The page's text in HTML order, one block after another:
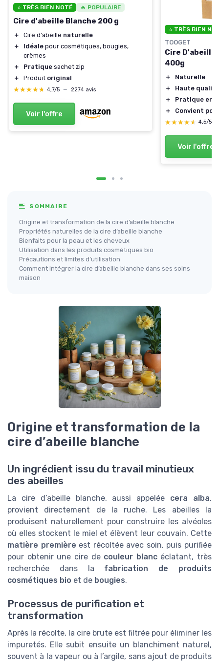
⭐ TRÈS BIEN NOTÉ 🔥 POPULAIRE
Cire d'abeille Blanche 200 g
＋ Cire d'abeille naturelle
＋
Idéale pour cosmétiques, bougies,
crèmes
＋
Pratique sachet zip
＋
Produit original
★★★★★
★★★★★ 4,7/5 — 2274 avis
Voir l'offre
⭐ TRÈS BIEN
TOOGET
Cire D'abeille
400g
＋
Naturelle
＋
Haute qualité
＋
Pratique en
＋
Convient
★★★★★
★★★★★ 4,5/5
Voir l'offre
SOMMAIRE
Origine et transformation de la cire d’abeille blanche
Propriétés naturelles de la cire d’abeille blanche
Bienfaits pour la peau et les cheveux
Utilisation dans les produits cosmétiques bio
Précautions et limites d’utilisation
Comment intégrer la cire d’abeille blanche dans ses soins
maison
Origine et transformation de la
cire d’abeille blanche
Un ingrédient issu du travail minutieux
des abeilles
La cire d’abeille blanche, aussi appelée cera alba,
provient directement de la ruche. Les abeilles la
produisent naturellement pour construire les alvéoles
où elles stockent le miel et élèvent leur couvain. Cette
matière première est récoltée avec soin, puis purifiée
pour obtenir une cire de couleur blancéclatant, très
recherchée dans la fabrication de produits
cosmétiques bio et de bougies.
Processus de purification et
transformation
Après la récolte, la cire brute est filtrée pour éliminer les
impuretés. Elle subit ensuite un blanchiment naturel,
souvent à la vapeur ou à l’argile, sans ajout de produits